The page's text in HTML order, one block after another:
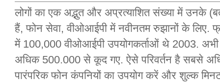
लोगों का एक अद्भुत और अप्रत्याशित संख्या में उनके
हैं, फोन सेवा, वीओआईपी में नवीनतम रुझानों के लिए.
में 100,000 वीओआईपी उपयोगकर्ताओं थे 2003.
अधिक 500.000 से कूद गए. ऐसे परिवर्तन है सबसे
पारंपरिक फोन कंपनियों का उपयोग करें और शुल्क